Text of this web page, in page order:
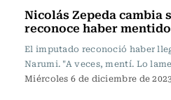
Nicolás Zepeda cambia
reconoce haber
El imputado reconoció haber
Narumi. "A veces, mentí. Lo
Miércoles 6 de diciembre de